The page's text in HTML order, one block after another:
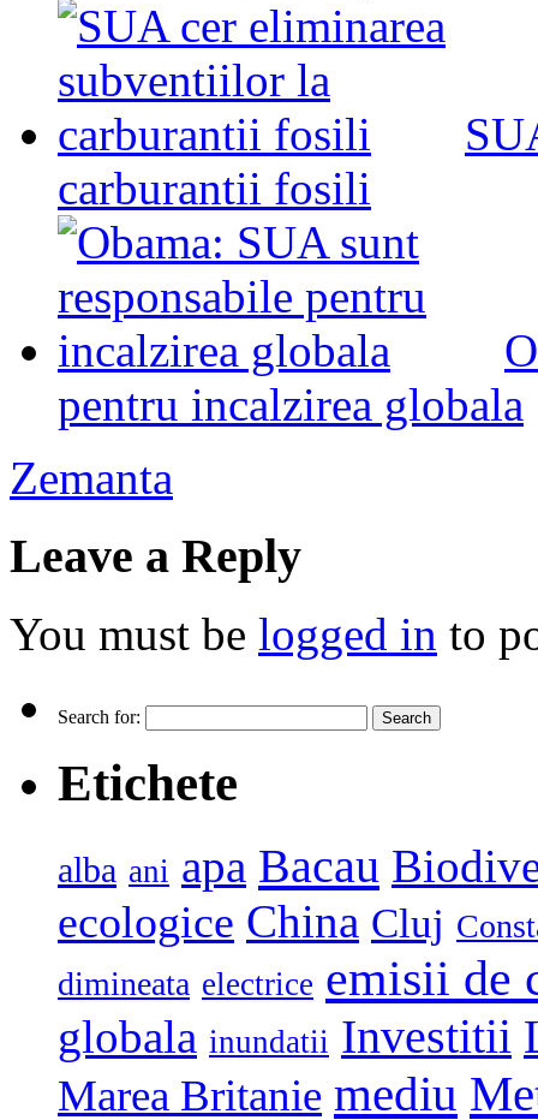
carburantii fosili
pentru incalzirea globala
Zemanta
Leave a Reply
You must be logged in to
Search for:
Etichete
alba ani apa Bacau
ecologice China Cluj
dimineata electrice emisii de
globala inundatii Investitii
Marea Britanie mediu